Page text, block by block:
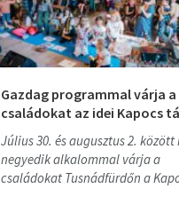
Gazdag programmal várja a
családokat az idei Kapocs
Július 30. és augusztus 2.
negyedik alkalommal várja a
családokat Tusnádfürdőn a